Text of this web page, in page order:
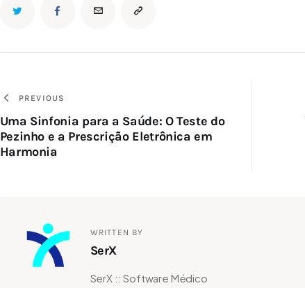
Navegação
de
Post
PREVIOUS
Uma Sinfonia para a Saúde: O Teste do
Pezinho e a Prescrição Eletrônica em
Harmonia
WRITTEN BY
SerX
SerX :: Software Médico